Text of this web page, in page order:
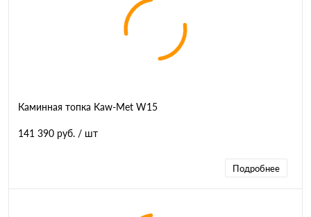
Каминная топка Kaw-Met W15
141 390 руб. / шт
Подробнее